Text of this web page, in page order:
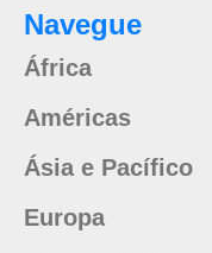
Navegue
África
Américas
Ásia e Pacífico
Europa